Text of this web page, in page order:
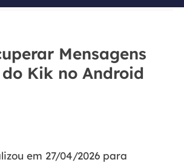
Mensagens
Kik no Android
em 27/04/2026 para